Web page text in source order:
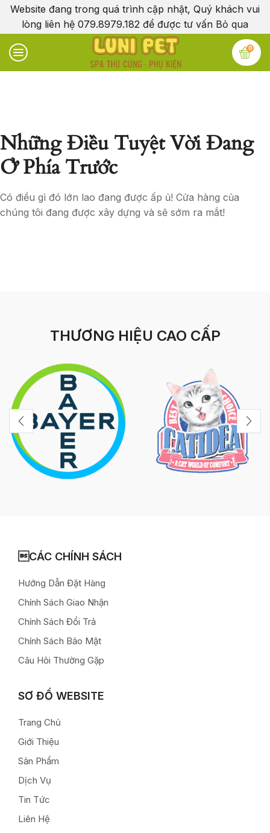
Website đang trong quá trình cập nhật, Quý khách vui
lòng liên hệ 079.8979.182 để được tư vấn Bỏ qua
0
Những Điều Tuyệt Vời Đang
Ở Phía Trước
Có điều gì đó lớn lao đang được ấp ủ! Cửa hàng của
chúng tôi đang được xây dựng và sẽ sớm ra mắt!
THƯƠNG HIỆU CAO CẤP
CÁC CHÍNH SÁCH
Hướng Dẫn Đặt Hàng
Chính Sách Giao Nhận
Chính Sách Đổi Trả
Chính Sách Bảo Mật
Câu Hỏi Thường Gặp
SƠ ĐỒ WEBSITE
Trang Chủ
Giới Thiệu
Sản Phẩm
Dịch Vụ
Tin Tức
Liên Hệ